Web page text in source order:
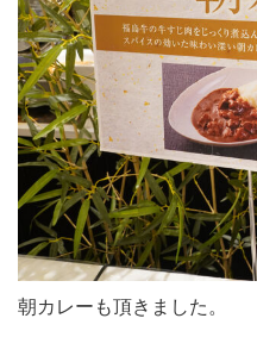
朝カレーも頂きました。